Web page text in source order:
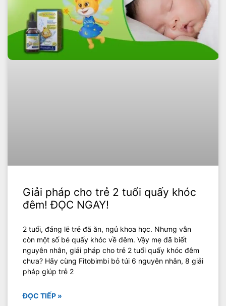
Giải pháp cho trẻ 2 tuổi quấy khóc
đêm! ĐỌC NGAY!
2 tuổi, đáng lẽ trẻ đã ăn, ngủ khoa học. Nhưng vẫn
còn một số bé quấy khóc về đêm. Vậy mẹ đã biết
nguyên nhân, giải pháp cho trẻ 2 tuổi quấy khóc đêm
chưa? Hãy cùng Fitobimbi bỏ túi 6 nguyên nhân, 8 giải
pháp giúp trẻ 2
ĐỌC TIẾP »